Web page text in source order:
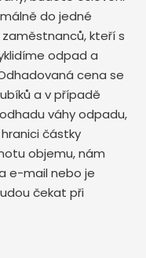
do jedné
kteří s
odpad a
cena se
a v případě
váhy odpadu,
částky
objemu, nám
e-mail nebo je
čekat při